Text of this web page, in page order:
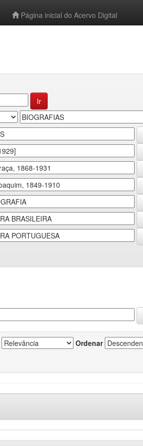
Página inicial do Acervo Digital
Ordenar